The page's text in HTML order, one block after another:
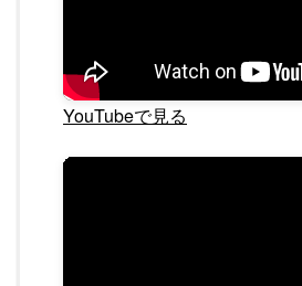
YouTubeで見る